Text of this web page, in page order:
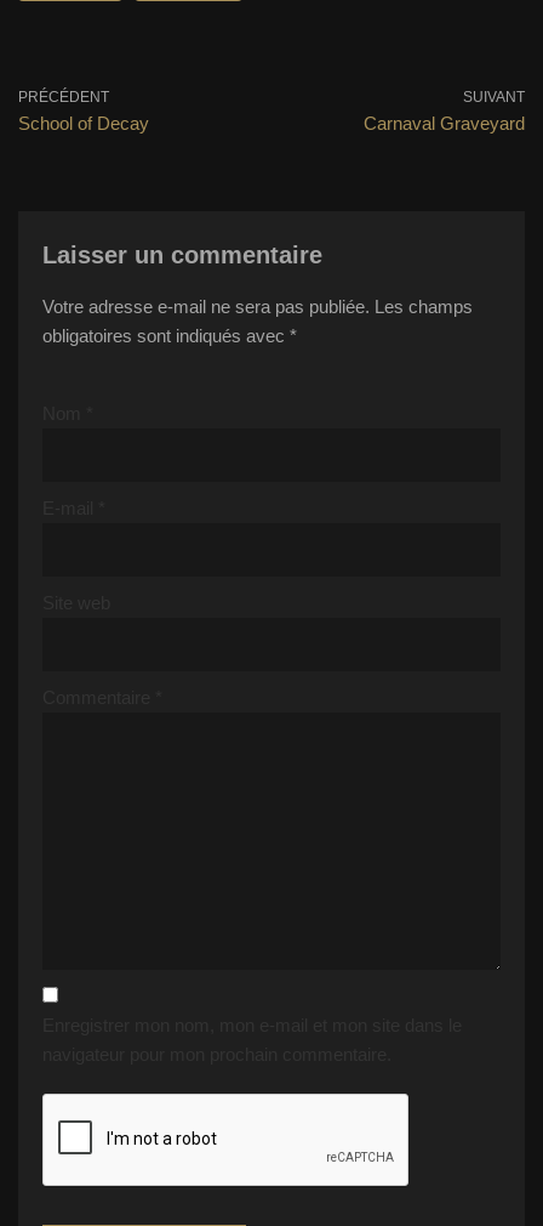
PRÉCÉDENT
School of Decay
SUIVANT
Carnaval Graveyard
Laisser un commentaire
Votre adresse e-mail ne sera pas publiée. Les champs
obligatoires sont indiqués avec *